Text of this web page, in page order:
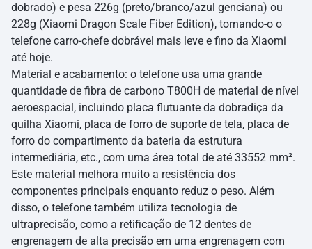
dobrado) e pesa 226g (preto/branco/azul genciana) ou
228g (Xiaomi Dragon Scale Fiber Edition), tornando-o o
telefone carro-chefe dobrável mais leve e fino da Xiaomi
até hoje.
Material e acabamento: o telefone usa uma grande
quantidade de fibra de carbono T800H de material de nível
aeroespacial, incluindo placa flutuante da dobradiça da
quilha Xiaomi, placa de forro de suporte de tela, placa de
forro do compartimento da bateria da estrutura
intermediária, etc., com uma área total de até 33552 mm².
Este material melhora muito a resistência dos
componentes principais enquanto reduz o peso. Além
disso, o telefone também utiliza tecnologia de
ultraprecisão, como a retificação de 12 dentes de
engrenagem de alta precisão em uma engrenagem com